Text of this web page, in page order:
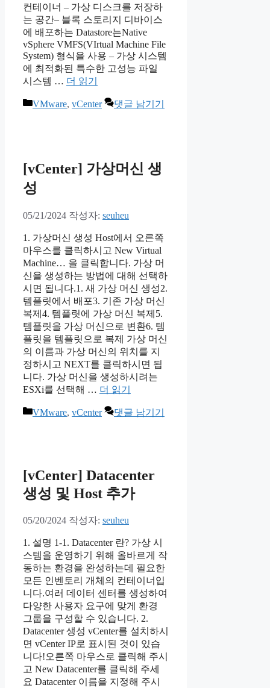
컨테이너 – 가상 디스크를 저장하
는 공간– 블록 스토리지 디바이스
에 배포하는 Datastore는Native
vSphere VMFS(VIrtual Machine File
System) 형식을 사용 – 가상 시스템
에 최적화된 특수한 고성능 파일
시스템 … 더 읽기
카
VMware, vCenter 댓글 남기기
[vCenter] 가상머신 생
성
05/21/2024 작성자: seuheu
1. 가상머신 생성 Host에서 오른쪽
마우스를 클릭하시고 New Virtual
Machine… 을 클릭합니다. 가상 머
신을 생성하는 방법에 대해 선택하
시면 됩니다.1. 새 가상 머신 생성2.
템플릿에서 배포3. 기존 가상 머신
복제4. 템플릿에 가상 머신 복제5.
템플릿을 가상 머신으로 변환6. 템
플릿을 템플릿으로 복제 가상 머신
의 이름과 가상 머신의 위치를 지
정하시고 NEXT를 클릭하시면 됩
니다. 가상 머신을 생성하시려는
ESXi를 선택해 … 더 읽기
카
VMware, vCenter 댓글 남기기
[vCenter] Datacenter
생성 및 Host 추가
05/20/2024 작성자: seuheu
1. 설명 1-1. Datacenter 란? 가상 시
스템을 운영하기 위해 올바르게 작
동하는 환경을 완성하는데 필요한
모든 인벤토리 개체의 컨테이너입
니다.여러 데이터 센터를 생성하여
다양한 사용자 요구에 맞게 환경
그룹을 구성할 수 있습니다. 2.
Datacenter 생성 vCenter를 설치하시
면 vCenter IP로 표시된 것이 있습
니다!오른쪽 마우스로 클릭해 주시
고 New Datacenter를 클릭해 주세
요 Datacenter 이름을 지정해 주시